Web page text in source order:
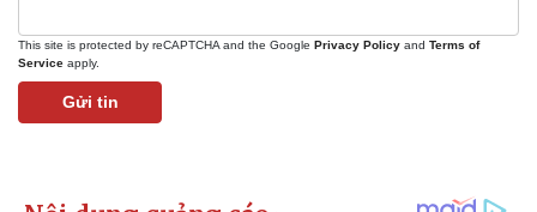
This site is protected by reCAPTCHA and the Google Privacy Policy and Terms of
Service apply.
Gửi tin